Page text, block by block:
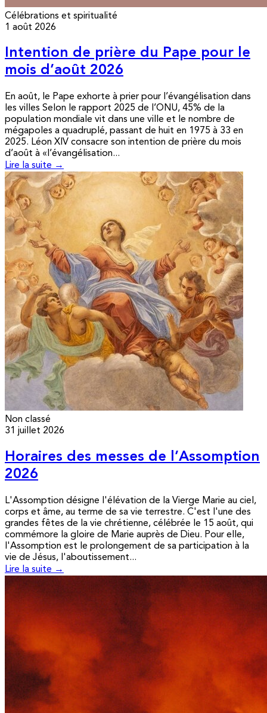
Célébrations et spiritualité
1 août 2026
Intention de prière du Pape pour le
mois d’août 2026
En août, le Pape exhorte à prier pour l’évangélisation dans
les villes Selon le rapport 2025 de l’ONU, 45% de la
population mondiale vit dans une ville et le nombre de
mégapoles a quadruplé, passant de huit en 1975 à 33 en
2025. Léon XIV consacre son intention de prière du mois
d’août à «l’évangélisation...
Lire la suite →
Non classé
31 juillet 2026
Horaires des messes de l’Assomption
2026
L'Assomption désigne l'élévation de la Vierge Marie au ciel,
corps et âme, au terme de sa vie terrestre. C'est l'une des
grandes fêtes de la vie chrétienne, célébrée le 15 août, qui
commémore la gloire de Marie auprès de Dieu. Pour elle,
l'Assomption est le prolongement de sa participation à la
vie de Jésus, l'aboutissement...
Lire la suite →